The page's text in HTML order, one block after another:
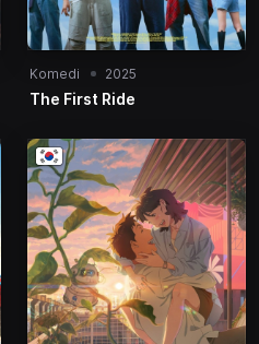
Komedi 2025
The First Ride